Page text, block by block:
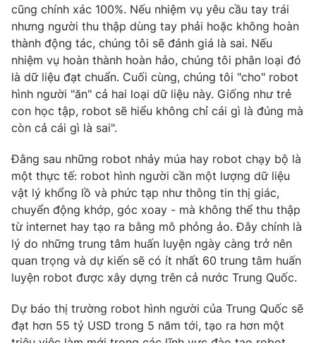
Liên hệ tòa soạn English
THỜI BÁO VTV
Theo dõi báo trên
Cơ quan chủ quản: Đài Truyền hình Việt Nam
Cơ quan báo chí: Thời báo VTV
Giấy phép hoạt động báo in và báo điện tử số 483/GP-BTTTT
cấp ngày 29/12/2023
Tổng Biên tập:Vũ Thanh Thủy
Nguyễn Trọng Ninh
Tổng đài VTV:024.38 355 931 - 024.38 355 932
cũng chính xác 100%. Nếu nhiệm vụ yêu cầu tay trái
nhưng người thu thập dùng tay phải hoặc không hoàn
thành động tác, chúng tôi sẽ đánh giá là sai. Nếu
nhiệm vụ hoàn thành hoàn hảo, chúng tôi phân loại đó
là dữ liệu đạt chuẩn. Cuối cùng, chúng tôi "cho" robot
hình người "ăn" cả hai loại dữ liệu này. Giống như trẻ
con học tập, robot sẽ hiểu không chỉ cái gì là đúng mà
còn cả cái gì là sai".
Đằng sau những robot nhảy múa hay robot chạy bộ là
một thực tế: robot hình người cần một lượng dữ liệu
vật lý khổng lồ và phức tạp như thông tin thị giác,
chuyển động khớp, góc xoay - mà không thể thu thập
từ internet hay tạo ra bằng mô phỏng ảo. Đây chính là
lý do những trung tâm huấn luyện ngày càng trở nên
quan trọng và dự kiến sẽ có ít nhất 60 trung tâm huấn
luyện robot được xây dựng trên cả nước Trung Quốc.
Dự báo thị trường robot hình người của Trung Quốc sẽ
đạt hơn 55 tỷ USD trong 5 năm tới, tạo ra hơn một